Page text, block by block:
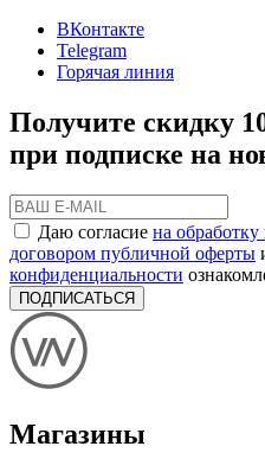
ВКонтакте
Telegram
Горячая линия
Получите скидку
при подписке на
Даю согласие на
договором публичной оферты
конфиденциальности
ПОДПИСАТЬСЯ
Магазины